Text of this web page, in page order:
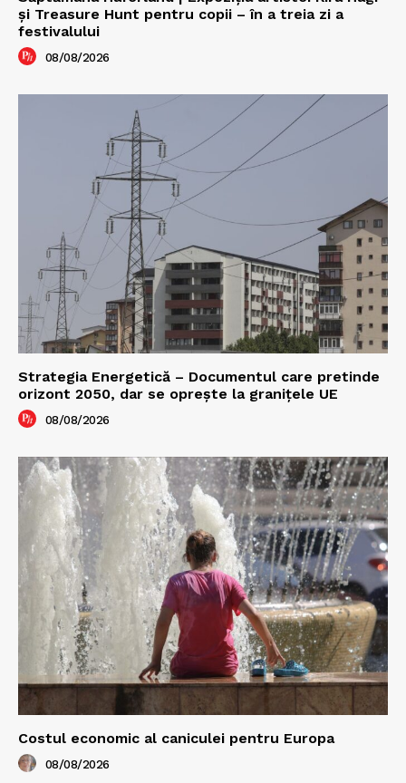
şi Treasure Hunt pentru copii – în a treia zi a
festivalului
08/08/2026
Strategia Energetică – Documentul care pretinde
orizont 2050, dar se oprește la granițele UE
08/08/2026
Costul economic al caniculei pentru Europa
08/08/2026